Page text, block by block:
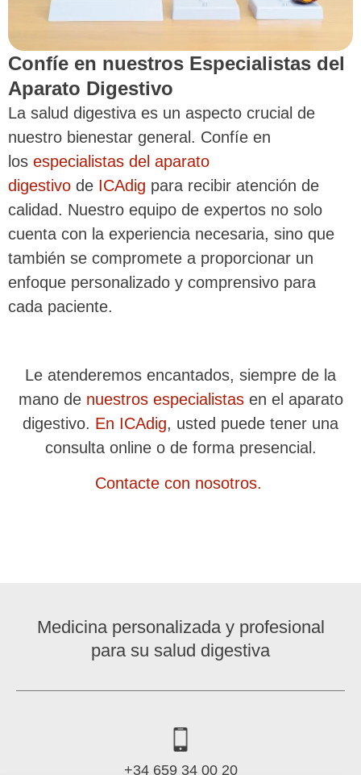
Confíe en nuestros Especialistas del
Aparato Digestivo
La salud digestiva es un aspecto crucial de
nuestro bienestar general. Confíe en
los especialistas del aparato
digestivo de ICAdig para recibir atención de
calidad. Nuestro equipo de expertos no solo
cuenta con la experiencia necesaria, sino que
también se compromete a proporcionar un
enfoque personalizado y comprensivo para
cada paciente.
Le atenderemos encantados, siempre de la
mano de nuestros especialistasen el aparato
digestivo. En ICAdig, usted puede tener una
consulta online o de forma presencial.
Contacte con nosotros.
Medicina personalizada y profesional
para su salud digestiva
+34 659 34 00 20